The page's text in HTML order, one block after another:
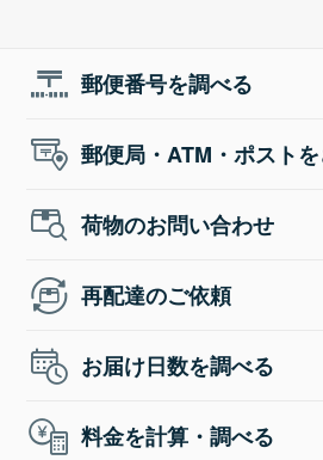
郵便番号を調べる
郵便局・ATM・ポスト
荷物のお問い合わせ
再配達のご依頼
お届け日数を調べる
料金を計算・調べる